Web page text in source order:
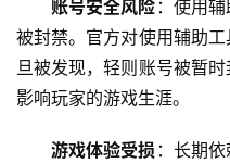
账号安全风险 ：使用
被封禁。官方对使用辅助
旦被发现，轻则账号被暂
影响玩家的游戏生涯。
游戏体验受损 ：长期